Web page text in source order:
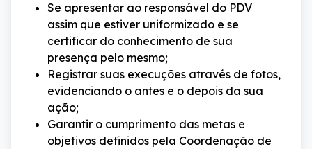
Se apresentar ao responsável do PDV
assim que estiver uniformizado e se
certificar do conhecimento de sua
presença pelo mesmo;
Registrar suas execuções através de fotos,
evidenciando o antes e o depois da sua
ação;
Garantir o cumprimento das metas e
objetivos definidos pela Coordenação de